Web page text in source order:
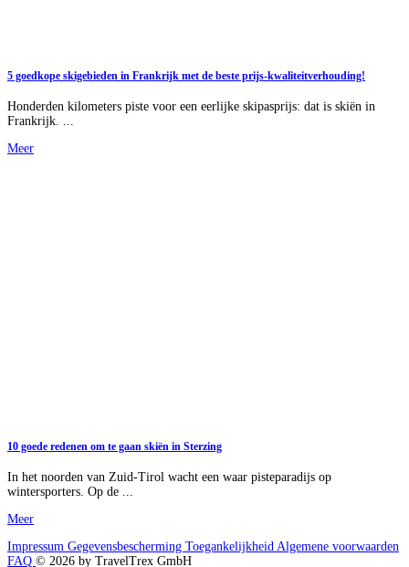
5 goedkope skigebieden in Frankrijk met de beste prijs-kwaliteitverhouding!
Honderden kilometers piste voor een eerlijke skipasprijs: dat is skiën in
Frankrijk. ...
Meer
10 goede redenen om te gaan skiën in Sterzing
In het noorden van Zuid-Tirol wacht een waar pisteparadijs op
wintersporters. Op de ...
Meer
Impressum Gegevensbescherming Toegankelijkheid Algemene voorwaarden
FAQ © 2026 by TravelTrex GmbH